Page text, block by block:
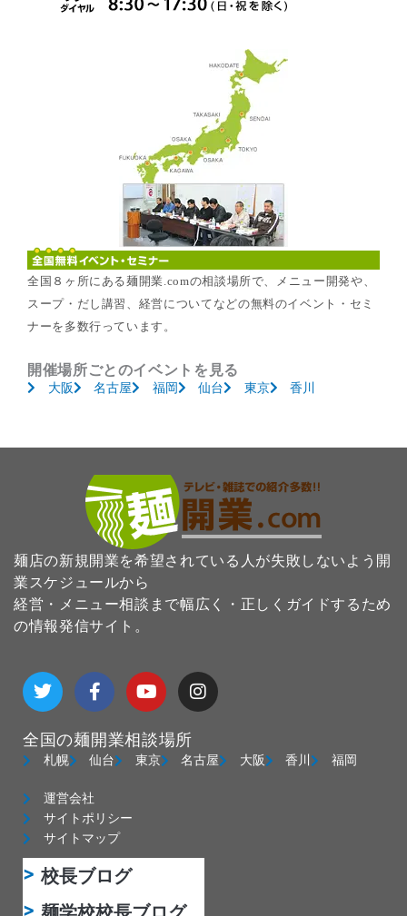
全国８ヶ所にある麺開業.comの相談場所で、メニュー開発や、
スープ・だし講習、経営についてなどの無料のイベント・セミ
ナーを多数行っています。
開催場所ごとのイベントを見る
大阪 名古屋 福岡 仙台 東京 香川
麺店の新規開業を希望されている人が失敗しないよう開
業スケジュールから
経営・メニュー相談まで幅広く・正しくガイドするため
の情報発信サイト。
T
w
i
t
e
F
a
c
b
o
k
-
f
Y
o
u
u
b
I
n
s
g
全国の麺開業相談場所
札幌 仙台 東京 名古屋 大阪 香川 福岡
運営会社
サイトポリシー
サイトマップ
校長ブログ